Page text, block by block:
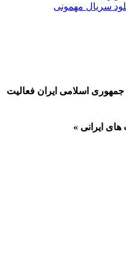
اسلامی ایران فعالیت
ایرانی »